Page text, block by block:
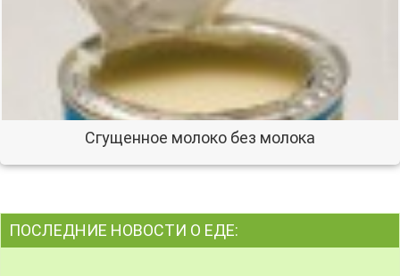
Сгущенное молоко без молока
ПОСЛЕДНИЕ НОВОСТИ О ЕДЕ: